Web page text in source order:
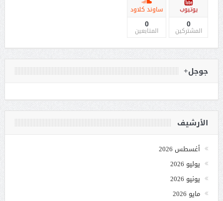
يوتيوب
0
المشتركين
ساوند كلاود
0
المتابعين
جوجل+
الأرشيف
أغسطس 2026
يوليو 2026
يونيو 2026
مايو 2026